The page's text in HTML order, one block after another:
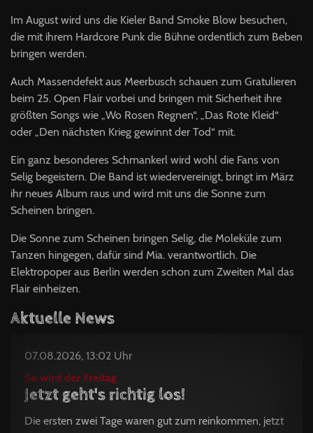
Im August wird uns die Kieler Band Smoke Blow besuchen,
die mit ihrem Hardcore Punk die Bühne ordentlich zum Beben
bringen werden.
Auch Massendefekt aus Meerbusch schauen zum Gratulieren
beim 25. Open Flair vorbei und bringen mit Sicherheit ihre
größten Songs wie „Wo Rosen Regnen“, „Das Rote Kleid“
oder „Den nächsten Krieg gewinnt der Tod“ mit.
Ein ganz besonderes Schmankerl wird wohl die Fans von
Selig begeistern. Die Band ist wiedervereinigt, bringt im März
ihr neues Album raus und wird mit uns die Sonne zum
Scheinen bringen.
Die Sonne zum Scheinen bringen Selig, die Moleküle zum
Tanzen hingegen, dafür sind Mia. verantwortlich. Die
Elektropoper aus Berlin werden schon zum Zweiten Mal das
Flair einheizen.
Aktuelle News
07.08.2026, 13:02 Uhr
So wird der Freitag
Jetzt geht's richtig los!
Die ersten zwei Tage waren gut zum reinkommen, jetzt